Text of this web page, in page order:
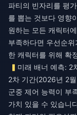
파티의 빈자리를 평
를 뽑는 것보다 영향
원하는 모든 캐릭터
부족하다면 우선순
한 캐릭터를 위해 확
미래 배너 예측: 2
2차 기간(2026년 2
군중 제어 능력이 부
가치 있을 수 있습니